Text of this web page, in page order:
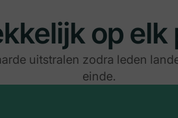
op elk
uitstralen zodra leden
einde.